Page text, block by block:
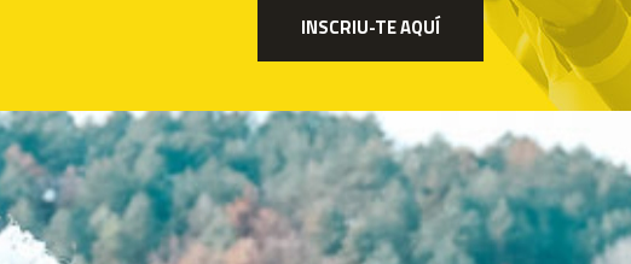
INSCRIU-TE AQUÍ